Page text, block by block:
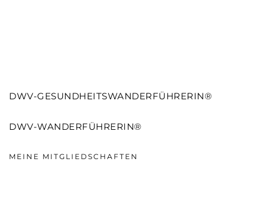
DWV-GESUNDHEITSWANDERFÜHRERIN®
DWV-WANDERFÜHRERIN®
MEINE MITGLIEDSCHAFTEN